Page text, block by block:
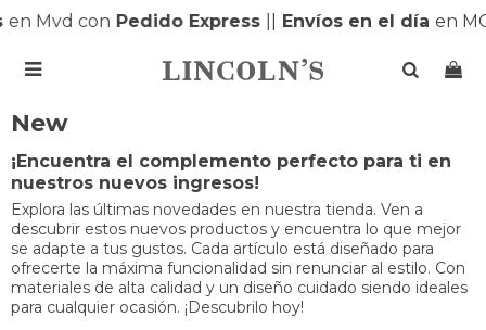
en Mvd conPedido Express Envíos en el día en

New
¡Encuentra el complemento perfecto para ti en
nuestros nuevos ingresos!
Explora las últimas novedades en nuestra tienda. Ven a
descubrir estos nuevos productos y encuentra lo que mejor
se adapte a tus gustos. Cada artículo está diseñado para
ofrecerte la máxima funcionalidad sin renunciar al estilo. Con
materiales de alta calidad y un diseño cuidado siendo ideales
para cualquier ocasión. ¡Descubrilo hoy!